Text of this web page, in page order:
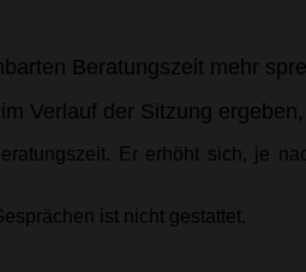
Beratungszeit mehr
Verlauf der Sitzung
Er erhöht sich, je
ist nicht gestattet.